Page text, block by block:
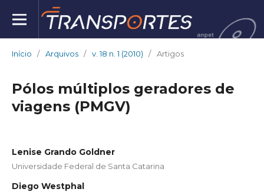
Início / Arquivos / v. 18 n. 1 (2010) / Artigos
Pólos múltiplos geradores de
viagens (PMGV)
Lenise Grando Goldner
Universidade Federal de Santa Catarina
Diego Westphal